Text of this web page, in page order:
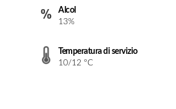
Alcol
13%
Temperatura di servizio
10/12 °C